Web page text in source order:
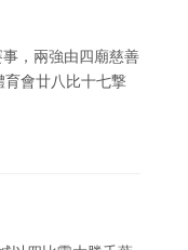
，兩強由四廟慈善
會廿八比十七撃